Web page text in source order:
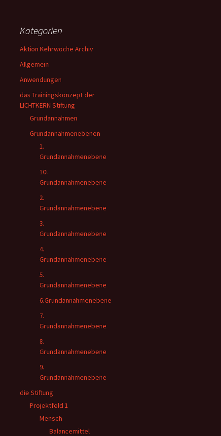
Kategorien
Aktion Kehrwoche Archiv
Allgemein
Anwendungen
das Trainingskonzept der
LICHTKERN Stiftung
Grundannahmen
Grundannahmenebenen
1.
Grundannahmenebene
10.
Grundannahmenebene
2.
Grundannahmenebene
3.
Grundannahmenebene
4.
Grundannahmenebene
5.
Grundannahmenebene
6.Grundannahmenebene
7.
Grundannahmenebene
8.
Grundannahmenebene
9.
Grundannahmenebene
die Stiftung
Projektfeld 1
Mensch
Balancemittel